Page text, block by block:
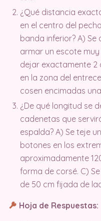
¿Qué distancia
en el centro del
banda inferior? A)
armar un escote
dejar exactamente 2
en la zona del
cosen encimadas
¿De qué longitud se
cadenetas que
espalda? A) Se teje
botones en los
aproximadamente
forma de corsé. C)
de 50 cm fijada de
Hoja de Respuestas: